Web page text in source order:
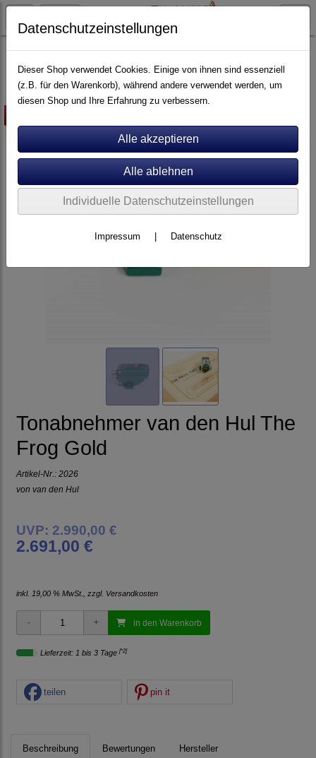
Artikel nach Marken P - Z van den Hul
Tonabnehmer van den Hul The
Frog Gold
Artikel-Nr.: 2026
von van den Hul
UVP: 2.990,00 €
2.691,00 €
inkl. 19,00 % MwSt., zzgl. Versandkosten
in den Warenkorb
Lieferzeit: 1 bis 3 Tage [*2]
teilen pin it
Beschreibung Bewertungen Hersteller
Datenschutzeinstellungen
Dieser Shop verwendet Cookies. Einige von ihnen sind essenziell
(z.B. für den Warenkorb), während andere verwendet werden, um
diesen Shop und Ihre Erfahrung zu verbessern.
Individuelle Datenschutzeinstellungen
Impressum Datenschutz